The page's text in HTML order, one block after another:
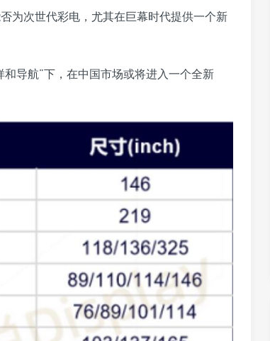
为次世代彩电，尤其在巨幕时代提供一个新
导航”下，在中国市场或将进入一个全新